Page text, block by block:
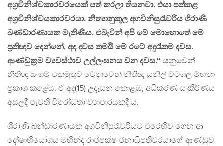
අග්‍රවිනිශ්චකාරවරයෙක් පත් කරලා තියනවා. එයා පත්කළ
අග්‍රවිනිශ්චයකාරවරයා. නීත්‍යානුකූල අගවිනිසුරැවරිය ශිරාණි
බණ්ඩාරණායක මැතිණිය. එබැවින් අපි මේ මොහොතේ මේ
ප්‍රතිඥාව දෙන්නේ, අද දවස තමයි මේ රටේ අදුරැතම දවස.
ආණ්ඩුක්‍රම ව්‍යවස්ථාව උල්ලංඝනය වන දවස.‘‘ යනුවෙන්
නීතිඥ සංගම් එකමුතුව වෙනුවෙන් නීතිඥ සුනිල් වටගල මහතා
ප්‍රකාශ කළේය. ඒ අද(15) උදෑසන කොළඹ, අධිකරණ සංකීර්ණය
අසලදී පැවති විරෝධතා ව්‍යාපාරයකදී ය.
ශිරාණි බන්ඩාරණායක අගවිනිසුරැවරියට එරෙහිව ගෙන ආ
දෝෂාභියෝගය මහින්ද රාජපක්ෂ ජනාධිපතිවරයාගේ ආණ්ඩුව